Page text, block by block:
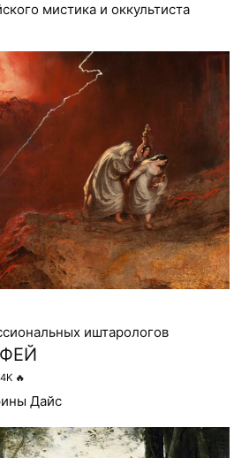
мистика и оккультиста
иштарологов
4K 🔥
Дайс